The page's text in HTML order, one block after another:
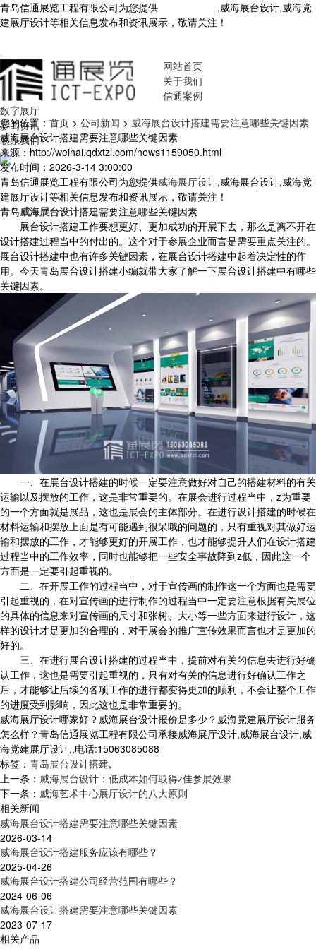
青岛信通展览工程有限公司为您提供
,威海展台设计,威海党
建展厅设计等相关信息发布和资讯展示，敬请关注！
网站首页
关于我们
信通案例
数字展厅
新闻资讯
联系我们
您的位置： 首页 > 公司新闻 > 威海展台设计搭建需要注意哪些关键因素
威海展台设计搭建需要注意哪些关键因素
来源：http://weihai.qdxtzl.com/news1159050.html
发布时间：2026-3-14 3:00:00
青岛信通展览工程有限公司为您提供威海展厅设计,威海展台设计,威海党
建展厅设计等相关信息发布和资讯展示，敬请关注！
青岛威海展台设计搭建需要注意哪些关键因素
展台设计搭建工作要想更好、更加成功的开展下去，那么是离不开在
设计搭建过程当中的付出的。这个对于参展企业而言是需要重点关注的。
展台设计搭建中也有许多关键因素，在展台设计搭建中起着决定性的作
用。今天青岛展台设计搭建小编就带大家了解一下展台设计搭建中有哪些
关键因素。
一、在展台设计搭建的时候一定要注意做好对自己的搭建材料的有关
运输以及摆放的工作，这是非常重要的。在展会进行过程当中，z为重要
的一个方面就是展品，这也是展会的主体部分。在进行设计搭建的时候在
材料运输和摆放上面是有可能遇到很呆哦的问题的，只有重视对其做好运
输和摆放的工作，才能够更好的开展工作，也才能够提升人们在设计搭建
过程当中的工作效率，同时也能够把一些安全事故降到z低，因此这一个
方面是一定要引起重视的。
二、在开展工作的过程当中，对于宣传画的制作这一个方面也是需要
引起重视的，在对宣传画的进行制作的过程当中一定要注意根据有关展位
的具体的信息来对宣传画的尺寸和张树、大小等一些方面来进行设计，这
样的设计才是更加的合理的，对于展会的推广宣传效果而言也才是更加的
好的。
三、在进行展台设计搭建的过程当中，提前对有关的信息去进行好确
认工作，这也是需要引起重视的，只有对有关的信息进行好确认工作之
后，才能够让后续的各项工作的进行都变得更加的顺利，不会让整个工作
的进度受到影响，因此这也是非常重要的。
威海展厅设计哪家好？威海展台设计报价是多少？威海党建展厅设计服务
怎么样？青岛信通展览工程有限公司承接威海展厅设计,威海展台设计,威
海党建展厅设计,,电话:15063085088
标签： 青岛展台设计搭建,
上一条： 威海展台设计：低成本如何取得z佳参展效果
下一条： 威海艺术中心展厅设计的八大原则
相关新闻
威海展台设计搭建需要注意哪些关键因素
2026-03-14
威海展台设计搭建服务应该有哪些？
2025-04-26
威海展台设计搭建公司经营范围有哪些？
2024-06-06
威海展台设计搭建需要注意哪些关键因素
2023-07-17
相关产品